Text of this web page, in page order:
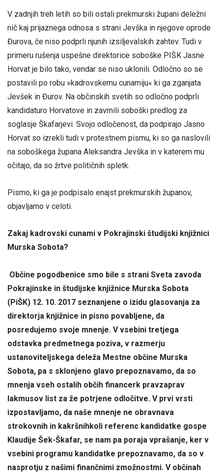
V zadnjih treh letih so bili ostali prekmurski župani deležni
nič kaj prijaznega odnosa s strani Jevška in njegove oprode
Đurova, če niso podprli njunih izsiljevalskih zahtev. Tudi v
primeru rušenja uspešne direktorice soboške PIŠK Jasne
Horvat je bilo tako, vendar se niso uklonili. Odločno so se
postavili po robu »kadrovskemu cunamiju« ki ga zganjata
Jevšek in Đurov. Na občinskih svetih so odločno podprli
kandidaturo Horvatove in zavrnili soboški predlog za
soglasje Škafarjevi. Svojo odločenost, da podpirajo Jasno
Horvat so izrekli tudi v protestnem pismu, ki so ga naslovili
na soboškega župana Aleksandra Jevška in v katerem mu
očitajo, da so žrtve političnih spletk.
Pismo, ki ga je podpisalo enajst prekmurskih županov,
objavljamo v celoti.
Zakaj kadrovski cunami v Pokrajinski študijski knjižnici
Murska Sobota?
Občine pogodbenice smo bile s strani Sveta zavoda
Pokrajinske in študijske knjižnice Murska Sobota
(PiŠK) 12. 10. 2017 seznanjene o izidu glasovanja za
direktorja knjižnice in pisno povabljene, da
posredujemo svoje mnenje. V vsebini tretjega
odstavka predmetnega poziva, v razmerju
ustanoviteljskega deleža Mestne občine Murska
Sobota, pa s sklonjeno glavo prepoznavamo, da so
mnenja vseh ostalih občih financerk pravzaprav
lakmusov list za že potrjene odločitve. V prvi vrsti
izpostavljamo, da naše mnenje ne obravnava
strokovnih in kakršnihkoli referenc kandidatke gospe
Klaudije Šek-Škafar, se nam pa poraja vprašanje, ker v
vsebini programu kandidatke prepoznavamo, da so v
nasprotju z našimi finančnimi zmožnostmi. V občinah